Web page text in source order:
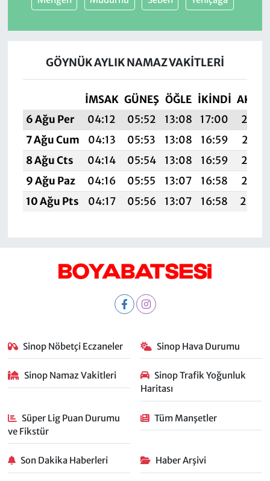
GÖYNÜK AYLIK NAMAZ VAKITLERI
İMSAK GÜNEŞ ÖĞLE İKINDI
6 Ağu Per
04:12 05:52 13:08 17:00
20:14
7 Ağu Cum
04:13 05:53 13:08 16:59
20:13
8 Ağu Cts
04:14 05:54 13:08 16:59
20:12
9 Ağu Paz
04:16 05:55 13:07 16:58
20:10
10 Ağu Pts
04:17 05:56 13:07 16:58
Sinop Nöbetçi Eczaneler Sinop Hava Durumu
Sinop Namaz Vakitleri
Sinop Trafik Yoğunluk
Haritası
Süper Lig Puan Durumu
ve Fikstür
Tüm Manşetler
Son Dakika Haberleri Haber Arşivi